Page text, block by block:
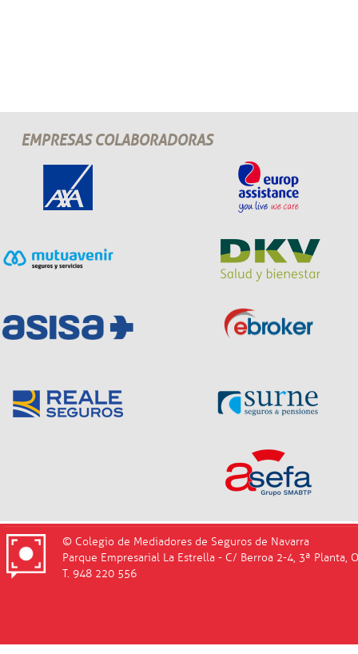
EMPRESAS COLABORADORAS
© Colegio de Mediadores de Seguros de Navarra
Parque Empresarial La Estrella - C/ Berroa 2-4, 3ª Planta,
T. 948 220 556